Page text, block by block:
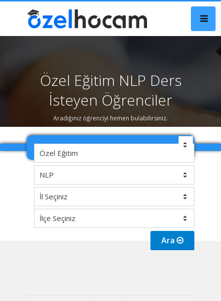
Özel Eğitim NLP Ders
İsteyen Öğrenciler
Aradığınız öğrenciyi hemen bulabilirsiniz.
Ara